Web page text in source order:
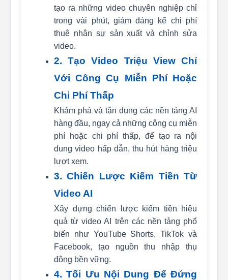
tạo ra những video chuyên nghiệp chỉ
trong vài phút, giảm đáng kể chi phí
thuê nhân sự sản xuất và chỉnh sửa
video.
2. Tạo Video Triệu View Chỉ
Với Công Cụ Miễn Phí Hoặc
Chi Phí Thấp
Khám phá và tận dụng các nền tảng AI
hàng đầu, ngay cả những công cụ miễn
phí hoặc chi phí thấp, để tạo ra nội
dung video hấp dẫn, thu hút hàng triệu
lượt xem.
3. Chiến Lược Kiếm Tiền Từ
Video AI
Xây dựng chiến lược kiếm tiền hiệu
quả từ video AI trên các nền tảng phổ
biến như YouTube Shorts, TikTok và
Facebook, tạo nguồn thu nhập thụ
động bền vững.
4. Tối Ưu Nội Dung Để Đứng